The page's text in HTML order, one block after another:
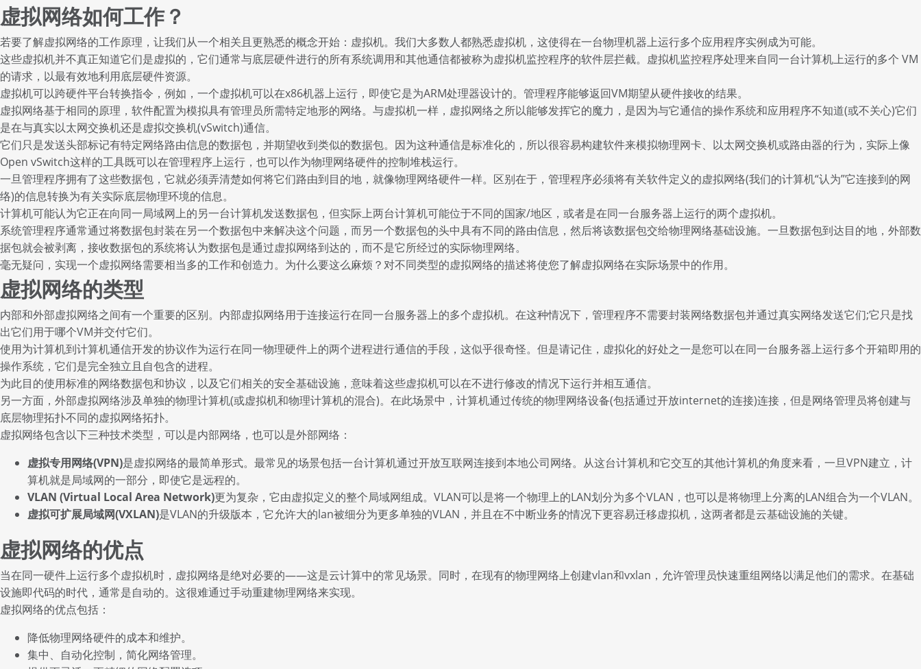
虚拟网络如何工作？
若要了解虚拟网络的工作原理，让我们从一个相关且更熟悉的概念开始：虚拟机。我们大多数人都熟悉虚拟机，这使得在一台物理机器上运行多个应用程序实例成为可能。
这些虚拟机并不真正知道它们是虚拟的，它们通常与底层硬件进行的所有系统调用和其他通信都被称为虚拟机监控程序的软件层拦截。虚拟机监控程序处理来自同一台计算机上运行的多个 VM
的请求，以最有效地利用底层硬件资源。
虚拟机可以跨硬件平台转换指令，例如，一个虚拟机可以在x86机器上运行，即使它是为ARM处理器设计的。管理程序能够返回VM期望从硬件接收的结果。
虚拟网络基于相同的原理，软件配置为模拟具有管理员所需特定地形的网络。与虚拟机一样，虚拟网络之所以能够发挥它的魔力，是因为与它通信的操作系统和应用程序不知道(或不关心)它们
是在与真实以太网交换机还是虚拟交换机(vSwitch)通信。
它们只是发送头部标记有特定网络路由信息的数据包，并期望收到类似的数据包。因为这种通信是标准化的，所以很容易构建软件来模拟物理网卡、以太网交换机或路由器的行为，实际上像
Open vSwitch这样的工具既可以在管理程序上运行，也可以作为物理网络硬件的控制堆栈运行。
一旦管理程序拥有了这些数据包，它就必须弄清楚如何将它们路由到目的地，就像物理网络硬件一样。区别在于，管理程序必须将有关软件定义的虚拟网络(我们的计算机“认为”它连接到的网
络)的信息转换为有关实际底层物理环境的信息。
计算机可能认为它正在向同一局域网上的另一台计算机发送数据包，但实际上两台计算机可能位于不同的国家/地区，或者是在同一台服务器上运行的两个虚拟机。
系统管理程序通常通过将数据包封装在另一个数据包中来解决这个问题，而另一个数据包的头中具有不同的路由信息，然后将该数据包交给物理网络基础设施。一旦数据包到达目的地，外部数
据包就会被剥离，接收数据包的系统将认为数据包是通过虚拟网络到达的，而不是它所经过的实际物理网络。
毫无疑问，实现一个虚拟网络需要相当多的工作和创造力。为什么要这么麻烦？对不同类型的虚拟网络的描述将使您了解虚拟网络在实际场景中的作用。
虚拟网络的类型
内部和外部虚拟网络之间有一个重要的区别。内部虚拟网络用于连接运行在同一台服务器上的多个虚拟机。在这种情况下，管理程序不需要封装网络数据包并通过真实网络发送它们;它只是找
出它们用于哪个VM并交付它们。
使用为计算机到计算机通信开发的协议作为运行在同一物理硬件上的两个进程进行通信的手段，这似乎很奇怪。但是请记住，虚拟化的好处之一是您可以在同一台服务器上运行多个开箱即用的
操作系统，它们是完全独立且自包含的进程。
为此目的使用标准的网络数据包和协议，以及它们相关的安全基础设施，意味着这些虚拟机可以在不进行修改的情况下运行并相互通信。
另一方面，外部虚拟网络涉及单独的物理计算机(或虚拟机和物理计算机的混合)。在此场景中，计算机通过传统的物理网络设备(包括通过开放internet的连接)连接，但是网络管理员将创建与
底层物理拓扑不同的虚拟网络拓扑。
虚拟网络包含以下三种技术类型，可以是内部网络，也可以是外部网络：
虚拟专用网络(VPN)是虚拟网络的最简单形式。最常见的场景包括一台计算机通过开放互联网连接到本地公司网络。从这台计算机和它交互的其他计算机的角度来看，一旦VPN建立，计
算机就是局域网的一部分，即使它是远程的。
VLAN (Virtual Local Area Network)更为复杂，它由虚拟定义的整个局域网组成。VLAN可以是将一个物理上的LAN划分为多个VLAN，也可以是将物理上分离的LAN组合为一个VLAN。
虚拟可扩展局域网(VXLAN)是VLAN的升级版本，它允许大的lan被细分为更多单独的VLAN，并且在不中断业务的情况下更容易迁移虚拟机，这两者都是云基础设施的关键。
虚拟网络的优点
当在同一硬件上运行多个虚拟机时，虚拟网络是绝对必要的——这是云计算中的常见场景。同时，在现有的物理网络上创建vlan和vxlan，允许管理员快速重组网络以满足他们的需求。在基础
设施即代码的时代，通常是自动的。这很难通过手动重建物理网络来实现。
虚拟网络的优点包括：
降低物理网络硬件的成本和维护。
集中、自动化控制，简化网络管理。